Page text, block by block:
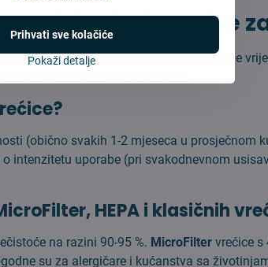
usisivače i stanice
mnogi vrećasti usisivači trebaju. U novije
vrećice za sakupljanje prašine.
(obično svakih 1-2 mjeseca u prosječnom
intenzitetu uporabe (pri svakodnevnom
HEPA i klasičnih
na razini 90-95 %. MicroFilter vrećice
su za alergičare i kućanstva sa
Pokaži detalje
Prihvati sve kolačiće